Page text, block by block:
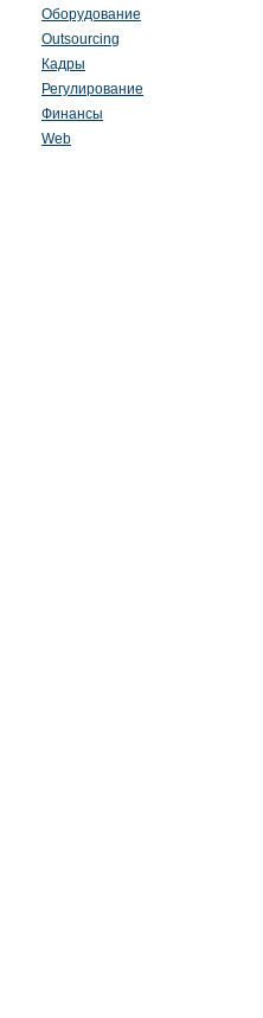
Оборудование
Outsourcing
Кадры
Регулирование
Финансы
Web